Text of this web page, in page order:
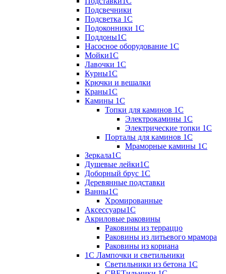
Подсвечники
Подсветка 1С
Подоконники 1С
Поддоны1С
Насосное оборудование 1С
Мойки1С
Лавочки 1С
Курны1С
Крючки и вешалки
Краны1С
Камины 1C
Топки для каминов 1C
Электрокамины 1С
Электрические топки 1C
Порталы для каминов 1С
Мраморные камины 1C
Зеркала1С
Душевые лейки1С
Доборный брус 1С
Деревянные подставки
Ванны1С
Хромированные
Аксессуары1С
Акриловые раковины
Раковины из терраццо
Раковины из литьевого мрамора
Раковины из кориана
1С Лампочки и светильники
Светильники из бетона 1С